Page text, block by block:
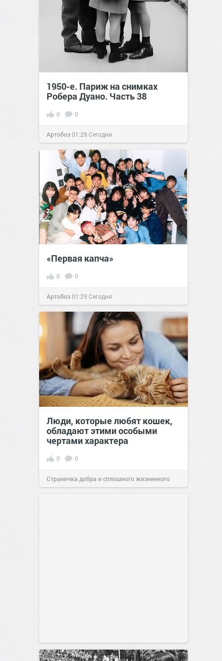
1950-е. Париж на снимках
Робера Дуано. Часть 38
0 0
Артобоз01:29 Сегодня
«Первая капча»
0 0
Артобоз01:29 Сегодня
Люди, которые любят кошек,
обладают этими особыми
чертами характера
0 0
Страничка добра и сплошного жизненного